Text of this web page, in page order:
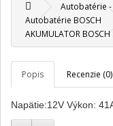
Autobatérie
Autobatérie BOSCH
AKUMULATOR
Popis Recenzie (0)
Napätie:12V Výkon: